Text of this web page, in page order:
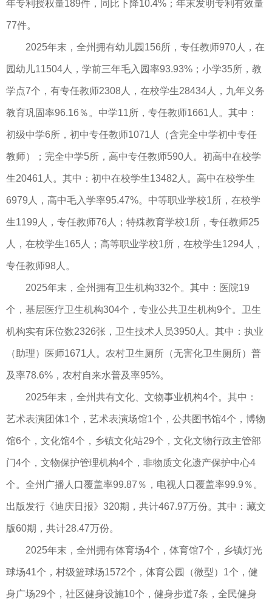
年专利授权量189件，同比下降10.4%；年末发明专利有效量
77件。
2025年末，全州拥有幼儿园156所，专任教师970人，在
园幼儿11504人，学前三年毛入园率93.93%；小学35所，教
学点7个，有专任教师2308人，在校学生28434人，九年义务
教育巩固率96.16％。中学11所，专任教师1661人。其中：
初级中学6所，初中专任教师1071人（含完全中学初中专任
教师）；完全中学5所，高中专任教师590人。初高中在校学
生20461人。其中：初中在校学生13482人。高中在校学生
6979人，高中毛入学率95.47%。中等职业学校1所，在校学
生1199人，专任教师76人；特殊教育学校1所，专任教师25
人，在校学生165人；高等职业学校1所，在校学生1294人，
专任教师98人。
2025年末，全州拥有卫生机构332个。其中：医院19
个，基层医疗卫生机构304个，专业公共卫生机构9个。卫生
机构实有床位数2326张，卫生技术人员3950人。其中：执业
（助理）医师1671人。农村卫生厕所（无害化卫生厕所）普
及率78.6%，农村自来水普及率95%。
2025年末，全州共有文化、文物事业机构4个。其中：
艺术表演团体1个，艺术表演场馆1个，公共图书馆4个，博物
馆6个，文化馆4个，乡镇文化站29个，文化文物行政主管部
门4个，文物保护管理机构4个，非物质文化遗产保护中心4
个。全州广播人口覆盖率99.87％，电视人口覆盖率99.9％。
出版发行《迪庆日报》320期，共计467.97万份。其中：藏文
版60期，共计28.47万份。
2025年末，全州拥有体育场4个，体育馆7个，乡镇灯光
球场41个，村级篮球场1572个，体育公园（微型）1个，健
身广场29个，社区健身设施10个，健身步道7条，全民健身